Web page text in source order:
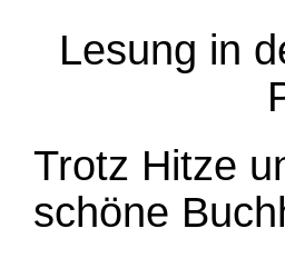
Lesung in
Trotz Hitze
schöne